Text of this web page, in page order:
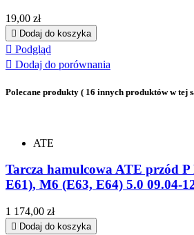
Cena
19,00 zł
 Dodaj do koszyka
 Podgląd
 Dodaj do porównania
Polecane produkty ( 16 innych produktów w tej
ATE
Tarcza hamulcowa ATE przód
E61), M6 (E63, E64) 5.0 09.04-
Cena
1 174,00 zł
 Dodaj do koszyka